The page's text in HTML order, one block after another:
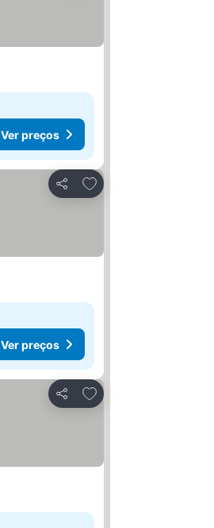
Ver preços
Partilhar
Adicionar aos favoritos
Ver preços
Partilhar
Adicionar aos favoritos